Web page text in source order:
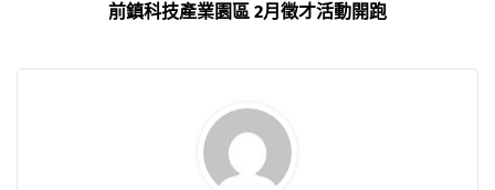
前鎮科技產業園區 2月徵才活動開跑